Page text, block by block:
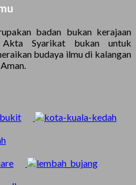
badan bukan kerajaan
Syarikat bukan untuk
budaya ilmu di kalangan